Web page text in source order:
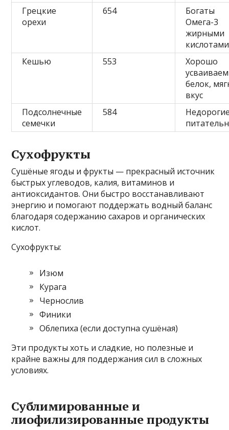
Грецкие
орехи
654
Богаты
Омега-3
жирными
кислотами
Кешью
553
Хорошо
белок,
вкус
Подсолнечные
семечки
584
Сухофрукты
Сушёные ягоды и фрукты — прекрасный источник
быстрых углеводов, калия, витаминов и
антиоксидантов. Они быстро восстанавливают
энергию и помогают поддержать водный баланс
благодаря содержанию сахаров и органических
кислот.
Сухофрукты:
Изюм
Курага
Чернослив
Финики
Облепиха (если доступна сушёная)
Эти продукты хоть и сладкие, но полезные и
крайне важны для поддержания сил в сложных
условиях.
Сублимированные и
лиофилизированные продукты